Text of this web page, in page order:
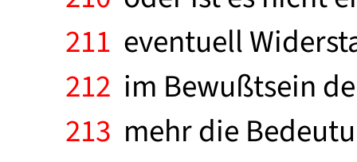
211 eventuell
212 im Bewußtsein
213 mehr die